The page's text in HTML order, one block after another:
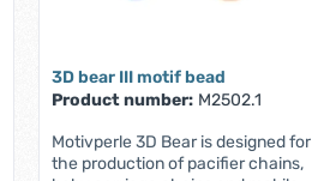
3D bear III motif bead
Product number: M2502.1
Motivperle 3D Bear is designed for
the production of pacifier chains,